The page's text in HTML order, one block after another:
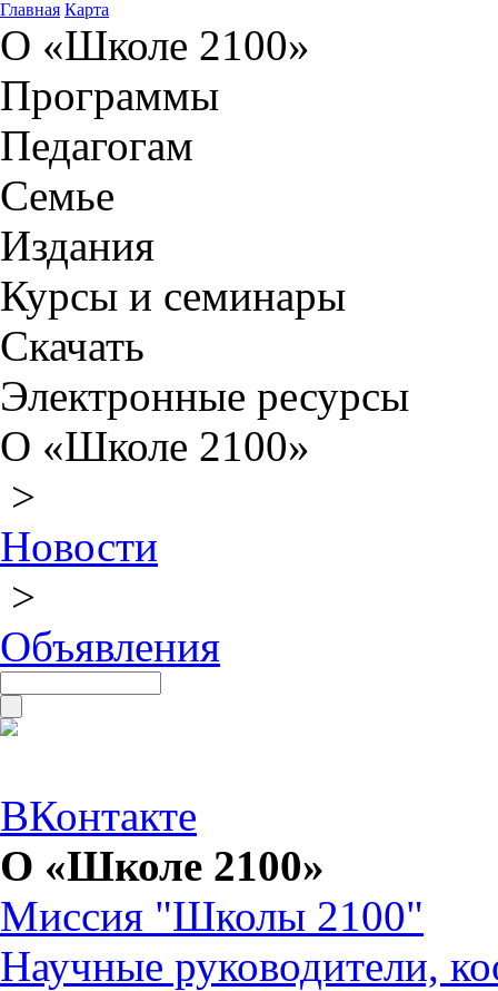
Главная Карта
О «Школе 2100»
Программы
Педагогам
Семье
Издания
Курсы и семинары
Скачать
Электронные ресурсы
О «Школе 2100»
>
Новости
>
Объявления
ВКонтакте
О «Школе 2100»
Миссия "Школы 2100"
Научные руководители,